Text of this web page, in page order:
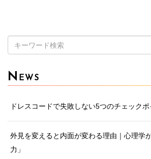
索:
N EWS
ドレスコードで失敗しない5つのチェックポ
外見を変えると内面が変わる理由｜心理学
力」